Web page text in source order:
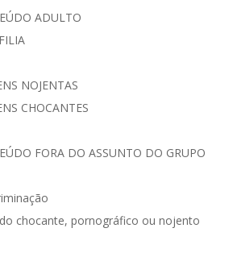
ADULTO
NOJENTAS
CHOCANTES
FORA DO ASSUNTO DO GRUPO
chocante, pornográfico ou nojento